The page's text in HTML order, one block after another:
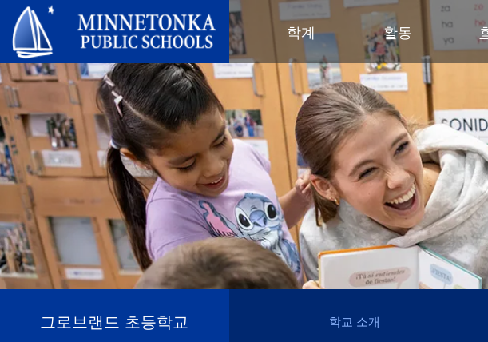
미네토카 공립학교
학계
지역 프로그램
심화 학습
컴퓨터 과학 및 코딩
디지털 헬스 & 웰니스
언어 몰입 교육
음악 설정
네비게이터 프로그램
올베우스(OLWEUS) 학교 폭력 예
방
톤카 온라인
유아기
영유아 건강 검진
유아기 가족 교육
유아 특수교육 (ECSE)
주니어 익스플로러 어
미네토카 유치원
초등부 (유치원~5학년)
교육 과정
초등학생용 웹 링크
초등학교 미술 교육
몰입형 교육 과정 (유
문해력 증진 계획
활동
전 학군
우수성 기념 행사
봉사 기념 행사
지역사회 교육
목표를 가진 육아
‘더 푸른 미래를 위한’ 재사용 및 재
활용 행사
톤카가 제공합니다
초등학교
지역 합창단
톤카 과외
청소년 여가 활동
활동 -
고등학교
동아리
문의하기
미네토카
미네토카
미네토카
미네토카
등록(새
지역사회 교육
미네토카 유치원 및 ECFE
탐험가 (보육)
청소년
성인 프로그램
행사
초등학교
클리어 스프링스 초등
딥헤이븐 초등학교
엑셀시어 초등학교
그로브랜드 초등학교
미네와슈타 초등학교
스케닉 하이츠 초등학
리더십
연차 보고서
학군 정책
교육위원회
교육감
미네토카 학군 소개
지역 지도(새 창/탭에서 열림)
사명, 신념 및 비전
학부모 및 학생 안내서
자랑스러운 점
직원 명단
부서
예산 및 재무
입찰 및 제안서 모집
커뮤니케이션
시설 이용 및 대관
인사
영양 서비스
재학생 및 일반 모집
안전 및 보안
교육과 학습
기술
교통
그로브랜드 초등학교 학교 소개